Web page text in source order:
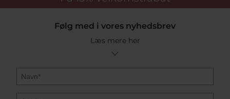
Følg med i vores nyhedsbrev
Læs mere her